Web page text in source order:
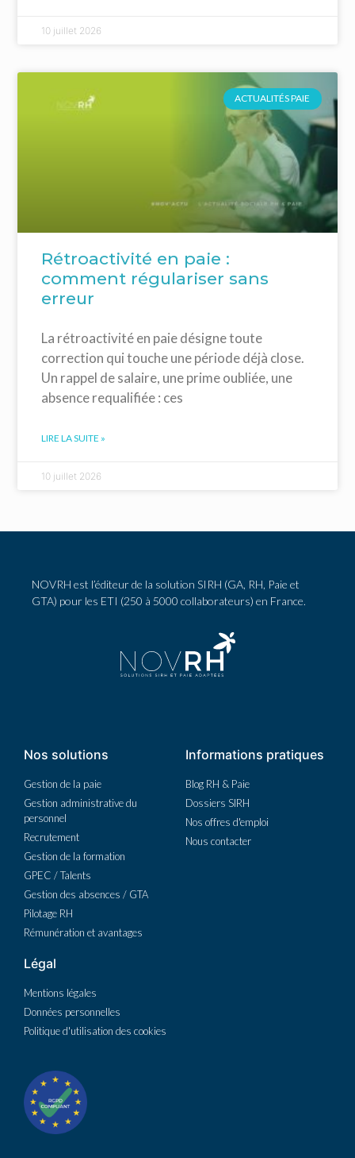
10 juillet 2026
ACTUALITÉS PAIE
Rétroactivité en paie :
comment régulariser sans
erreur
La rétroactivité en paie désigne toute
correction qui touche une période déjà close.
Un rappel de salaire, une prime oubliée, une
absence requalifiée : ces
LIRE LA SUITE »
10 juillet 2026
NOVRH est l’éditeur de la solution SIRH (GA, RH, Paie et
GTA) pour les ETI (250 à 5000 collaborateurs) en France.
Nos solutions
Gestion de la paie
Gestion administrative du
personnel
Recrutement
Gestion de la formation
GPEC / Talents
Gestion des absences / GTA
Pilotage RH
Rémunération et avantages
Informations pratiques
Blog RH & Paie
Dossiers SIRH
Nos offres d'emploi
Nous contacter
Légal
Mentions légales
Données personnelles
Politique d'utilisation des cookies